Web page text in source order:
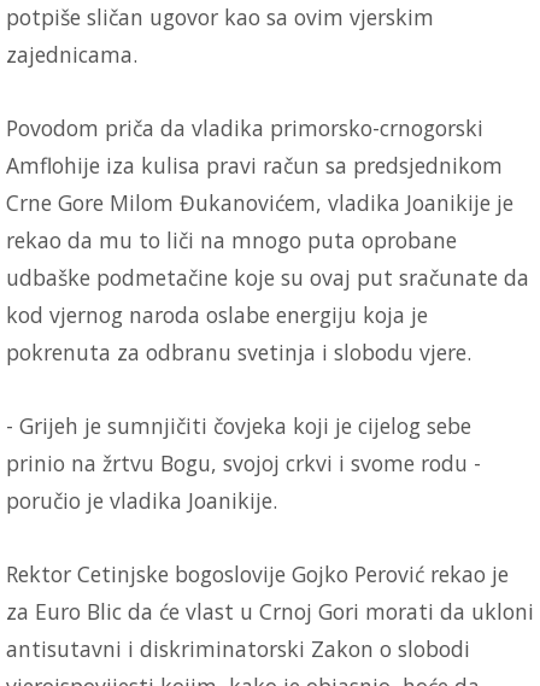
potpiše sličan ugovor kao sa ovim vjerskim
zajednicama.
Povodom priča da vladika primorsko-crnogorski
Amflohije iza kulisa pravi račun sa predsjednikom
Crne Gore Milom Đukanovićem, vladika Joanikije je
rekao da mu to liči na mnogo puta oprobane
udbaške podmetačine koje su ovaj put sračunate da
kod vjernog naroda oslabe energiju koja je
pokrenuta za odbranu svetinja i slobodu vjere.
- Grijeh je sumnjičiti čovjeka koji je cijelog sebe
prinio na žrtvu Bogu, svojoj crkvi i svome rodu -
poručio je vladika Joanikije.
Rektor Cetinjske bogoslovije Gojko Perović rekao je
za Euro Blic da će vlast u Crnoj Gori morati da ukloni
antisutavni i diskriminatorski Zakon o slobodi